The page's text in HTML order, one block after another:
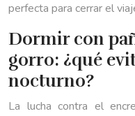
perfecta para cerrar el
Dormir con
gorro: ¿qué
nocturno?
La lucha contra el